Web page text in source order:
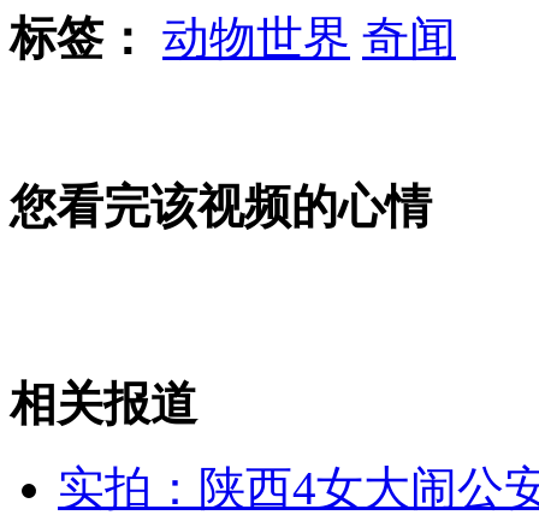
北约空袭阿富汗村庄 致17人死亡
山西运城恶犬咬伤多人 警民合力深夜将其击毙
标签： 动物世界 奇闻
您看完该视频的心情
相关报道
实拍：陕西4女大闹公